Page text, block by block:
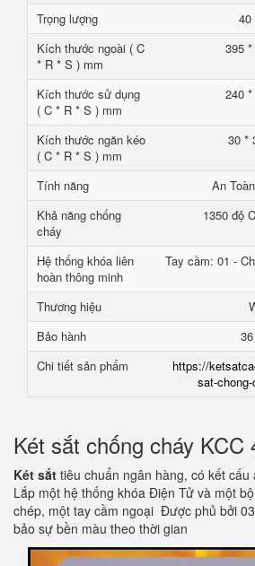
Trọng lượng
40
Kích thước ngoài ( C
* R * S ) mm
395
Kích thước sử dụng
( C * R * S ) mm
240
Kích thước ngăn kéo
( C * R * S ) mm
30 *
Tính năng
An
Khả năng chống
cháy
1350 độ
Hệ thống khóa liên
hoàn thông minh
Tay cầm: 01 -
Thương hiệu
Bảo hành
Chi tiết sản phẩm
https://
sat-
Két sắt chống cháy KCC
Két sắt tiêu chuẩn ngân hàng, có kết
Lắp một hệ thống khóa Điện Tử và một
chép, một tay cầm ngoại Được phủ bởi
bảo sự bền màu theo thời gian